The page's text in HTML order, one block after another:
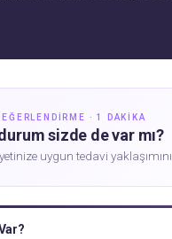
· 1 DAKIKA
sizde de var mı?
uygun tedavi